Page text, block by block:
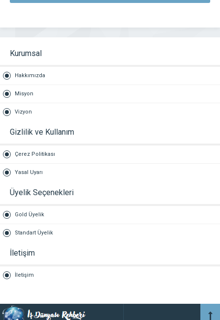
Kurumsal
Hakkımızda
Misyon
Vizyon
Gizlilik ve Kullanım
Çerez Politikası
Yasal Uyarı
Üyelik Seçenekleri
Gold Üyelik
Standart Üyelik
İletişim
İletişim